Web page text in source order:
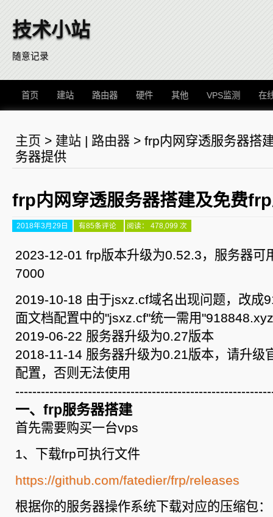
技术小站
随意记录
首页 建站 路由器 硬件 其他 VPS监测 在
主页 > 建站 | 路由器 > frp内网穿透服务器搭
务器提供
frp内网穿透服务器搭建及免费
2018年3月29日
frp
内
穿
透
搭
建
及
免
frp
务
器
提
供
有85条评论 阅读： 478,099 次
2023-12-01 frp版本升级为0.52.3，服务器可
7000
2019-10-18 由于jsxz.cf域名出现问题，改成
面文档配置中的"jsxz.cf"统一需用
2019-06-22 服务器升级为0.27版本
2018-11-14 服务器升级为0.21版本，请升级
配置，否则无法使用
一、frp服务器搭建
首先需要购买一台vps
1、下载frp可执行文件
https://github.com/fatedier/frp/releases
根据你的服务器操作系统下载对应的压缩包：